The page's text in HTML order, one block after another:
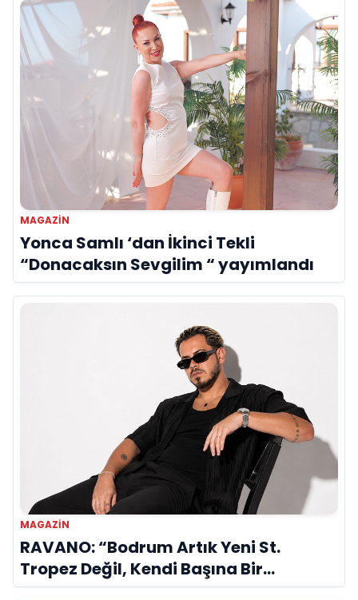
MAGAZIN
Yonca Samlı ‘dan İkinci Tekli
“Donacaksın Sevgilim “ yayımlandı
MAGAZIN
RAVANO: “Bodrum Artık Yeni St.
Tropez Değil, Kendi Başına Bir
Referans”